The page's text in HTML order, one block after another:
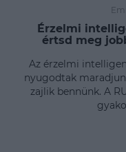
Érzelmi
értsd meg
Az érzelmi
nyugodtak
zajlik bennünk. A